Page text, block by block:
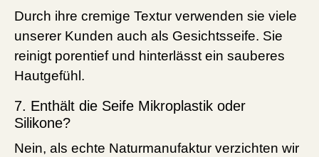
Durch ihre cremige Textur verwenden sie viele
unserer Kunden auch als Gesichtsseife. Sie
reinigt porentief und hinterlässt ein sauberes
Hautgefühl.
7. Enthält die Seife Mikroplastik oder
Silikone?
Nein, als echte Naturmanufaktur verzichten wir